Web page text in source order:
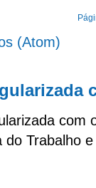
(Atom)
com
do Trabalho